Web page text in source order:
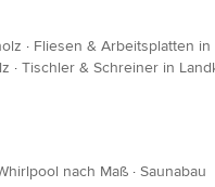
· Fliesen & Arbeitsplatten
· Tischler & Schreiner in
nach Maß · Saunabau